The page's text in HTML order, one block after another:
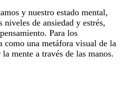
y nuestro estado mental,
de ansiedad y estrés,
Para los
como una metáfora visual de la
mente a través de las manos.